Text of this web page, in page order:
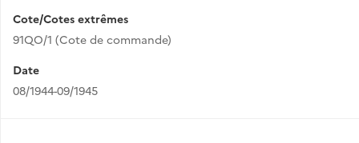
Cote/Cotes extrêmes
91QO/1 (Cote de commande)
Date
08/1944-09/1945